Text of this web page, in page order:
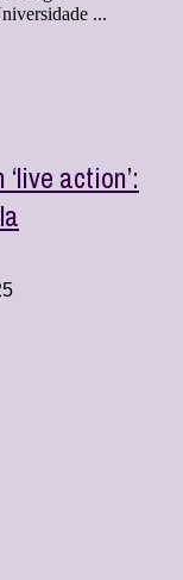
...
action’: